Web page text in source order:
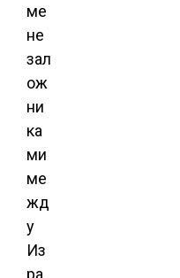
ме
не
зал
ож
ни
ка
ми
ме
жд
у
Из
ра